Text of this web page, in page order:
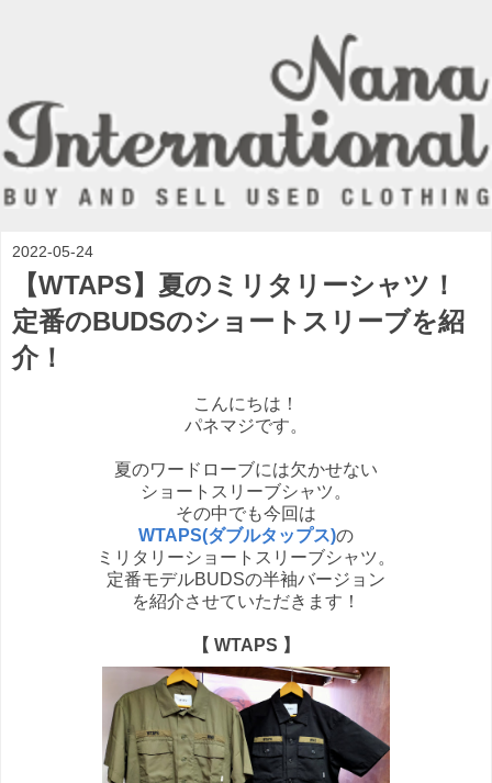
2022-05-24
【WTAPS】夏のミリタリーシャツ！
定番のBUDSのショートスリーブを紹
介！
こんにちは！
パネマジです。
夏のワードローブには欠かせない
ショートスリーブシャツ。
その中でも今回は
WTAPS(ダブルタップス)の
ミリタリーショートスリーブシャツ。
定番モデルBUDSの半袖バージョン
を紹介させていただきます！
【 WTAPS 】